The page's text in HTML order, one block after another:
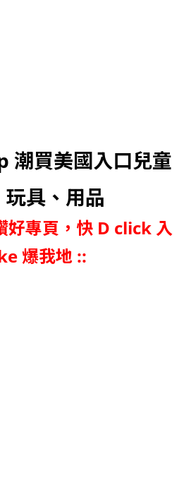
潮買美國入口兒童
玩具、用品
好專頁，快 D click 入
爆我地 ::